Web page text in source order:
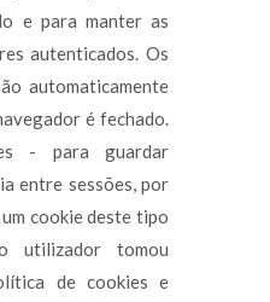
e para manter as
autenticados. Os
automaticamente
é fechado.
- para guardar
entre sessões, por
cookie deste tipo
utilizador tomou
de cookies e